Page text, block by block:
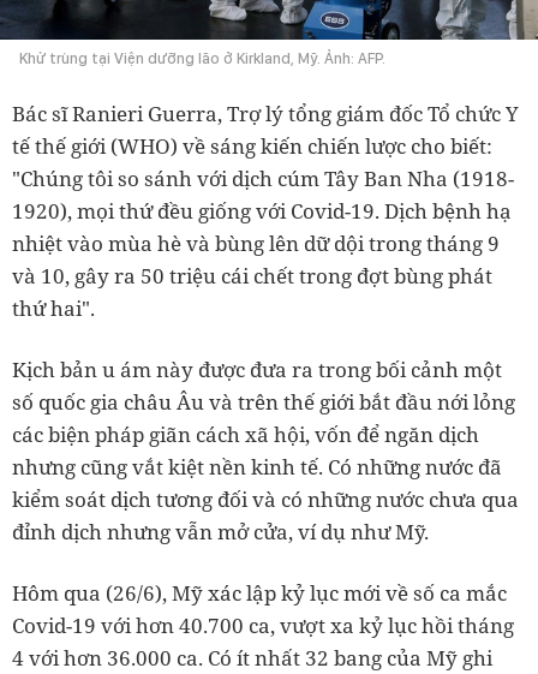
Khử trùng tại Viện dưỡng lão ở Kirkland, Mỹ. Ảnh: AFP.
Bác sĩ Ranieri Guerra, Trợ lý tổng giám đốc Tổ chức Y
tế thế giới (WHO) về sáng kiến chiến lược cho biết:
"Chúng tôi so sánh với dịch cúm Tây Ban Nha (1918-
1920), mọi thứ đều giống với Covid-19. Dịch bệnh hạ
nhiệt vào mùa hè và bùng lên dữ dội trong tháng 9
và 10, gây ra 50 triệu cái chết trong đợt bùng phát
thứ hai".
Kịch bản u ám này được đưa ra trong bối cảnh một
số quốc gia châu Âu và trên thế giới bắt đầu nới lỏng
các biện pháp giãn cách xã hội, vốn để ngăn dịch
nhưng cũng vắt kiệt nền kinh tế. Có những nước đã
kiểm soát dịch tương đối và có những nước chưa qua
đỉnh dịch nhưng vẫn mở cửa, ví dụ như Mỹ.
Hôm qua (26/6), Mỹ xác lập kỷ lục mới về số ca mắc
Covid-19 với hơn 40.700 ca, vượt xa kỷ lục hồi tháng
4 với hơn 36.000 ca. Có ít nhất 32 bang của Mỹ ghi